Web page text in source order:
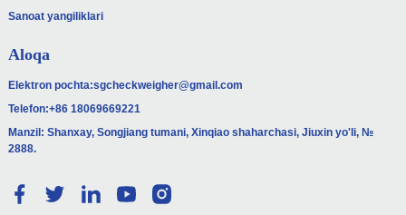
Sanoat yangiliklari
Aloqa
Elektron pochta:sgcheckweigher@gmail.com
Telefon:+86 18069669221
Manzil: Shanxay, Songjiang tumani, Xinqiao shaharchasi, Jiuxin yo'li, №
2888.